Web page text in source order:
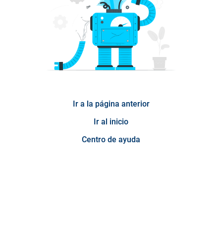
Ir a la página anterior
Ir al inicio
Centro de ayuda